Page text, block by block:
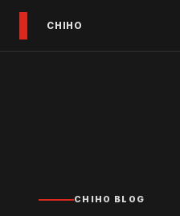
CHIHO
CHIHO BLOG